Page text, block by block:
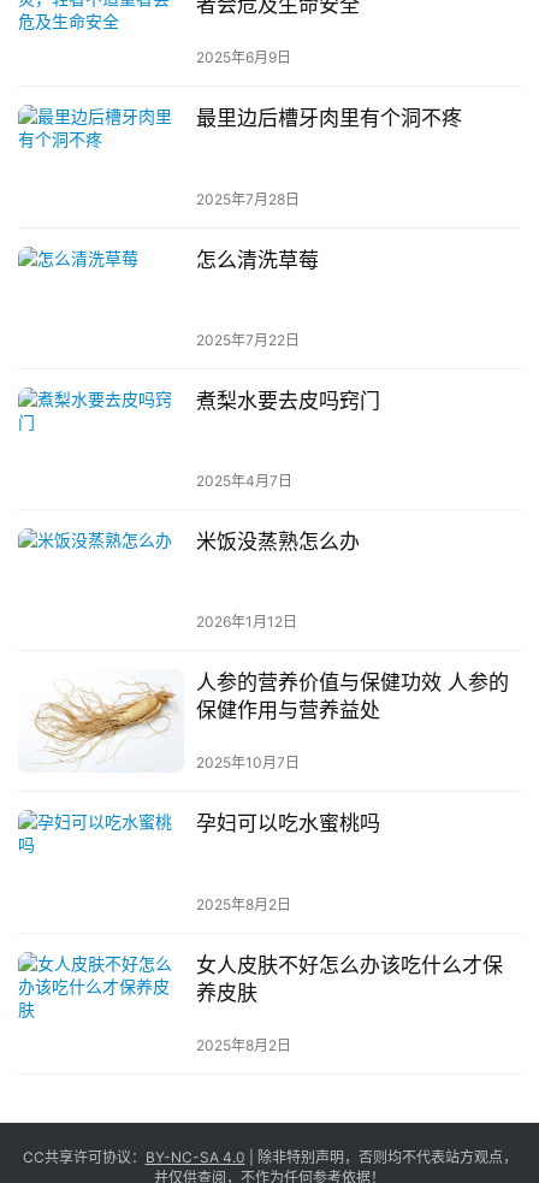
者会危及生命安全
2025年6月9日
最里边后槽牙肉里有个洞不疼
2025年7月28日
怎么清洗草莓
2025年7月22日
煮梨水要去皮吗窍门
2025年4月7日
米饭没蒸熟怎么办
2026年1月12日
人参的营养价值与保健功效 人参的
保健作用与营养益处
2025年10月7日
孕妇可以吃水蜜桃吗
2025年8月2日
女人皮肤不好怎么办该吃什么才保
养皮肤
2025年8月2日
CC共享许可协议： BY-NC-SA 4.0 | 除非特别声明，否则均不代表站方观点，
并仅供查阅，不作为任何参考依据！